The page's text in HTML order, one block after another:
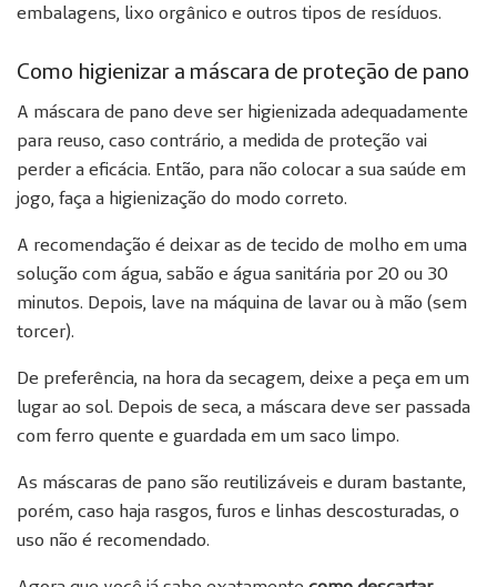
embalagens, lixo orgânico e outros tipos de resíduos.
Como higienizar a máscara de proteção de pano
A máscara de pano deve ser higienizada adequadamente
para reuso, caso contrário, a medida de proteção vai
perder a eficácia. Então, para não colocar a sua saúde em
jogo, faça a higienização do modo correto.
A recomendação é deixar as de tecido de molho em uma
solução com água, sabão e água sanitária por 20 ou 30
minutos. Depois, lave na máquina de lavar ou à mão (sem
torcer).
De preferência, na hora da secagem, deixe a peça em um
lugar ao sol. Depois de seca, a máscara deve ser passada
com ferro quente e guardada em um saco limpo.
As máscaras de pano são reutilizáveis e duram bastante,
porém, caso haja rasgos, furos e linhas descosturadas, o
uso não é recomendado.